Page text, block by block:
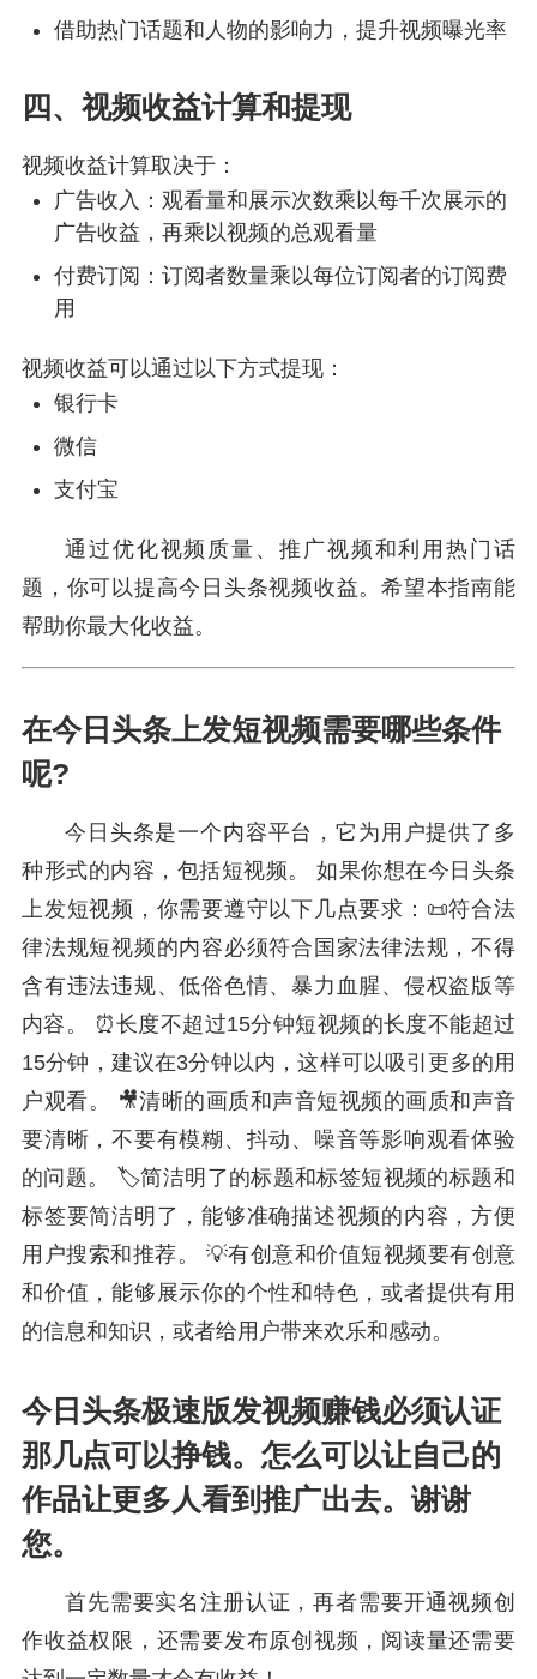
借助热门话题和人物的影响力，提升视频曝光率
四、视频收益计算和提现
视频收益计算取决于：
广告收入：观看量和展示次数乘以每千次展示的
广告收益，再乘以视频的总观看量
付费订阅：订阅者数量乘以每位订阅者的订阅费
用
视频收益可以通过以下方式提现：
银行卡
微信
支付宝
通过优化视频质量、推广视频和利用热门话
题，你可以提高今日头条视频收益。希望本指南能
帮助你最大化收益。
在今日头条上发短视频需要哪些条件
呢?
今日头条是一个内容平台，它为用户提供了多
种形式的内容，包括短视频。 如果你想在今日头条
上发短视频，你需要遵守以下几点要求：📜符合法
律法规短视频的内容必须符合国家法律法规，不得
含有违法违规、低俗色情、暴力血腥、侵权盗版等
内容。 ⏰长度不超过15分钟短视频的长度不能超过
15分钟，建议在3分钟以内，这样可以吸引更多的用
户观看。 🎥清晰的画质和声音短视频的画质和声音
要清晰，不要有模糊、抖动、噪音等影响观看体验
的问题。 🏷️简洁明了的标题和标签短视频的标题和
标签要简洁明了，能够准确描述视频的内容，方便
用户搜索和推荐。 💡有创意和价值短视频要有创意
和价值，能够展示你的个性和特色，或者提供有用
的信息和知识，或者给用户带来欢乐和感动。
今日头条极速版发视频赚钱必须认证
那几点可以挣钱。怎么可以让自己的
作品让更多人看到推广出去。谢谢
您。
首先需要实名注册认证，再者需要开通视频创
作收益权限，还需要发布原创视频，阅读量还需要